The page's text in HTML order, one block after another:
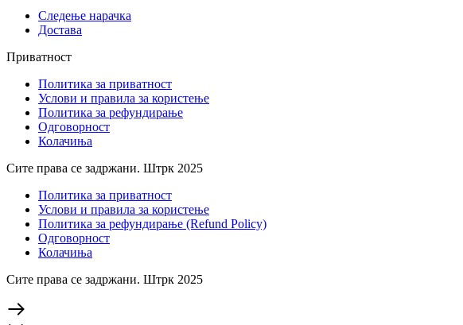
Следење нарачка
Достава
Приватност
Политика за приватност
Услови и правила за користење
Политика за рефундирање
Одговорност
Колачиња
Сите права се задржани. Штрк 2025
Политика за приватност
Услови и правила за користење
Политика за рефундирање (Refund Policy)
Одговорност
Колачиња
Сите права се задржани. Штрк 2025